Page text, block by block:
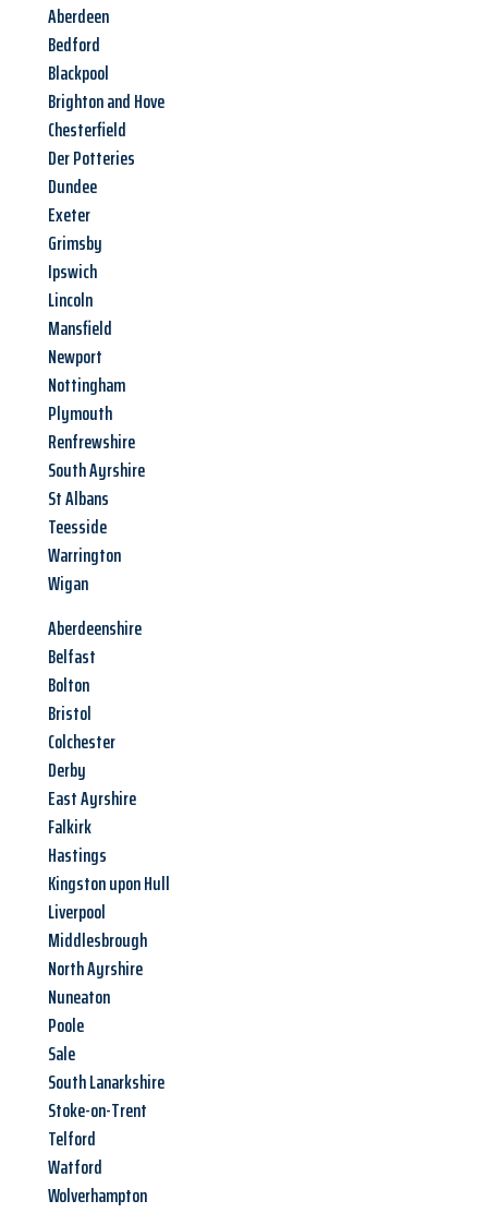
Aberdeen
Bedford
Blackpool
Brighton and Hove
Chesterfield
Der Potteries
Dundee
Exeter
Grimsby
Ipswich
Lincoln
Mansfield
Newport
Nottingham
Plymouth
Renfrewshire
South Ayrshire
St Albans
Teesside
Warrington
Wigan
Aberdeenshire
Belfast
Bolton
Bristol
Colchester
Derby
East Ayrshire
Falkirk
Hastings
Kingston upon Hull
Liverpool
Middlesbrough
North Ayrshire
Nuneaton
Poole
Sale
South Lanarkshire
Stoke-on-Trent
Telford
Watford
Wolverhampton